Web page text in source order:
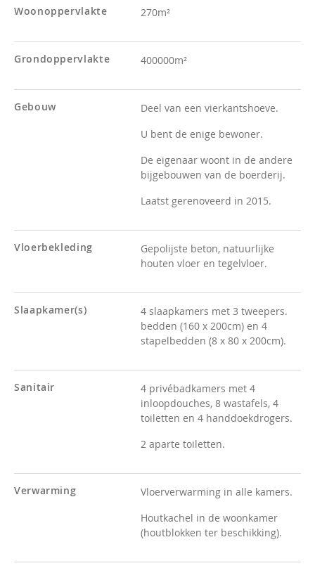
Woonoppervlakte 270m²
Grondoppervlakte 400000m²
Gebouw
Deel van een vierkantshoeve.
U bent de enige bewoner.
De eigenaar woont in de andere
bijgebouwen van de boerderij.
Laatst gerenoveerd in 2015.
Vloerbekleding
Gepolijste beton, natuurlijke
houten vloer en tegelvloer.
Slaapkamer(s)
4 slaapkamers met 3 tweepers.
bedden (160 x 200cm) en 4
stapelbedden (8 x 80 x 200cm).
Sanitair
4 privébadkamers met 4
inloopdouches, 8 wastafels, 4
toiletten en 4 handdoekdrogers.
2 aparte toiletten.
Verwarming
Vloerverwarming in alle kamers.
Houtkachel in de woonkamer
(houtblokken ter beschikking).